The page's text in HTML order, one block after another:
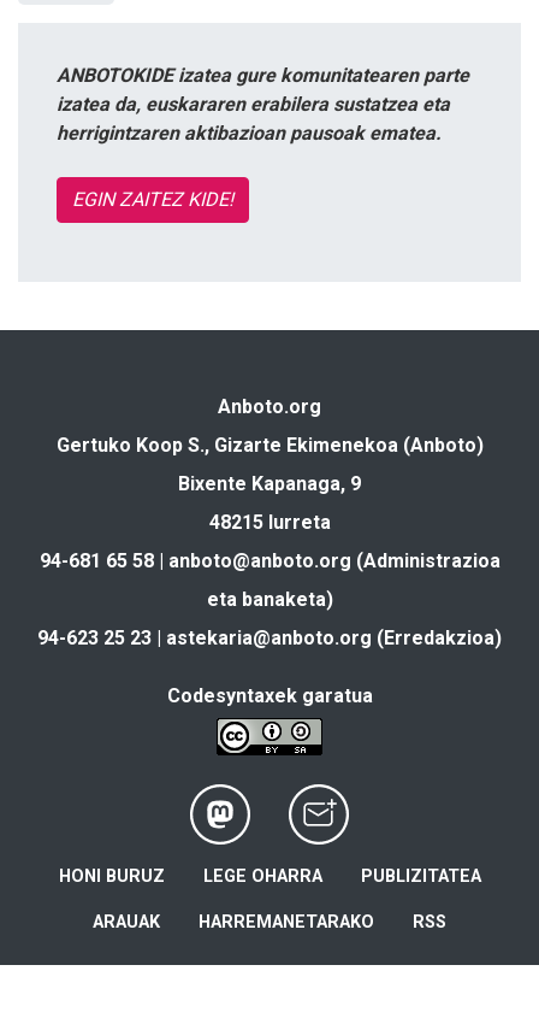
ANBOTOKIDE izatea gure komunitatearen parte
izatea da, euskararen erabilera sustatzea eta
herrigintzaren aktibazioan pausoak ematea.
EGIN ZAITEZ KIDE!
Anboto.org
Gertuko Koop S., Gizarte Ekimenekoa (Anboto)
Bixente Kapanaga, 9
48215 Iurreta
94-681 65 58 | anboto@anboto.org (Administrazioa
eta banaketa)
94-623 25 23 | astekaria@anboto.org (Erredakzioa)
Codesyntaxek garatua
HONI BURUZ LEGE OHARRA PUBLIZITATEA
ARAUAK HARREMANETARAKO RSS